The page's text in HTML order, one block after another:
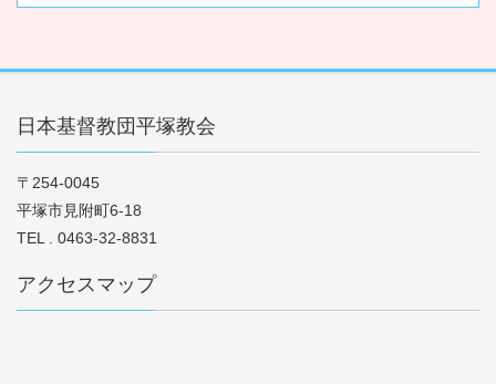
日本基督教団平塚教会
〒254-0045
平塚市見附町6-18
TEL . 0463-32-8831
アクセスマップ